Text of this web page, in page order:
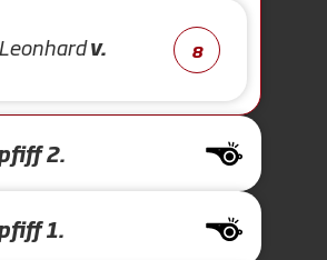
Leonhardv. 8
2.
1.